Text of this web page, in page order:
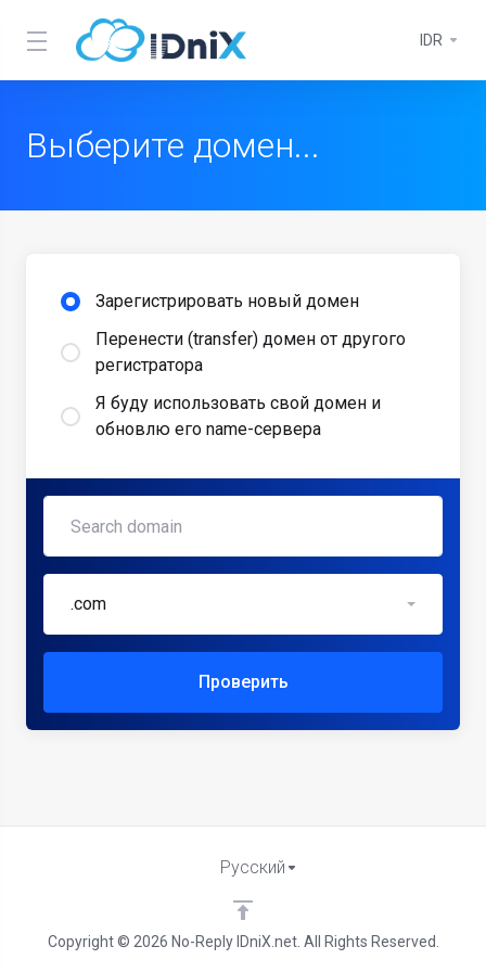
IDR
Выберите домен...
Зарегистрировать новый домен
Перенести (transfer) домен от другого
регистратора
Я буду использовать свой домен и
обновлю его name-сервера
.com
Проверить
Copyright © 2026 No-Reply IDniX.net. All Rights Reserved.
Русский